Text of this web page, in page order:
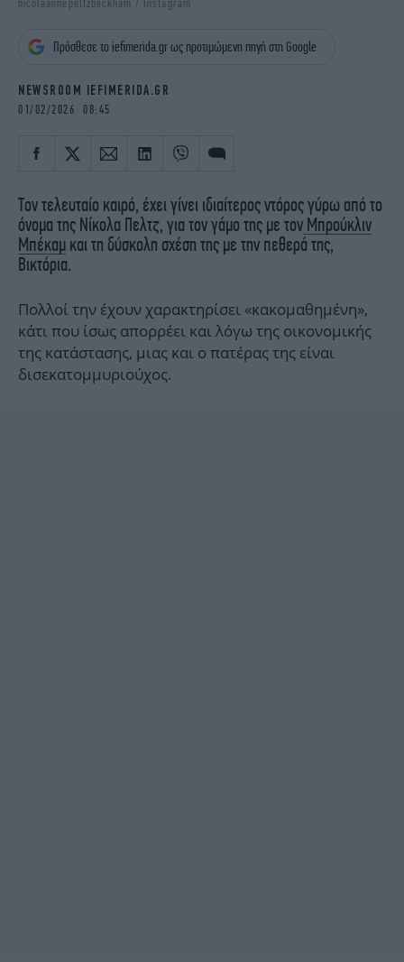
iBOOKS
OSCARS
NEWSLETTER
nicolaannepeltzbeckham / Instagram
Πρόσθεσε το iefimerida.gr ως προτιμώμενη πηγή στη Google
NEWSROOM IEFIMERIDA.GR
01/02/2026 08:45
Τον τελευταίο καιρό, έχει γίνει ιδιαίτερος ντόρος γύρω από το
όνομα της Νίκολα Πελτζ, για τον γάμο της με τον Μπρούκλιν
Μπέκαμ και τη δύσκολη σχέση της με την πεθερά της,
Βικτόρια.
Πολλοί την έχουν χαρακτηρίσει «κακομαθημένη»,
κάτι που ίσως απορρέει και λόγω της οικονομικής
της κατάστασης, μιας και ο πατέρας της είναι
δισεκατομμυριούχος.